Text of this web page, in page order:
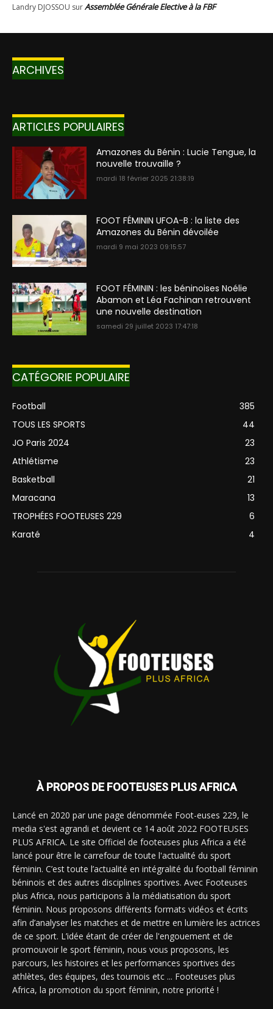
ARCHIVES
ARTICLES POPULAIRES
Amazones du Bénin : Lucie Tengue, la
nouvelle trouvaille ?
mardi 18 février 2025 21:38:19
FOOT FÉMININ UFOA-B : la liste des
Amazones du Bénin dévoilée
mardi 9 mai 2023 09:15:57
FOOT FÉMININ : les béninoises Noélie
Abamon et Léa Fachinan retrouvent
une nouvelle destination
samedi 29 juillet 2023 17:47:18
CATÉGORIE POPULAIRE
Football
385
TOUS LES SPORTS
44
JO Paris 2024
23
Athlétisme
23
Basketball
21
Maracana
13
TROPHÉES FOOTEUSES 229
6
Karaté
4
À PROPOS DE FOOTEUSES PLUS AFRICA
Lancé en 2020 par une page dénommée Foot-euses 229, le
media s'est agrandi et devient ce 14 août 2022 FOOTEUSES
PLUS AFRICA. Le site Officiel de footeuses plus Africa a été
lancé pour être le carrefour de toute l'actualité du sport
féminin. C’est toute l’actualité en intégralité du football féminin
béninois et des autres disciplines sportives. Avec Footeuses
plus Africa, nous participons à la médiatisation du sport
féminin. Nous proposons différents formats vidéos et écrits
afin d’analyser les matches et de mettre en lumière les actrices
de ce sport. L’idée étant de créer de l'engouement et de
promouvoir le sport féminin, nous vous proposons, les
parcours, les histoires et les performances sportives des
athlètes, des équipes, des tournois etc ... Footeuses plus
Africa, la promotion du sport féminin, notre priorité !